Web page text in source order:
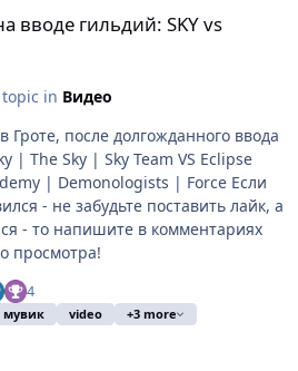
вводе гильдий: SKY vs
in Видео
Гроте, после долгожданного ввода
| Demonologists | Force Если
- не забудьте поставить лайк, а
- то напишите в комментариях
просмотра!
4
мувик video +3 more